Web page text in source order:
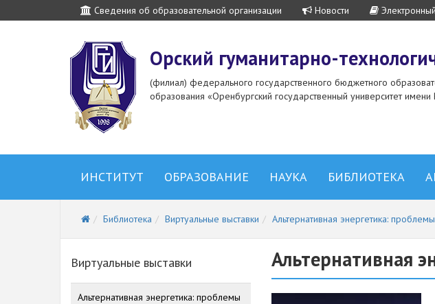
Сведения об образовательной организации Новости
Орский гуманитарно-
(филиал) федерального государственного бюджетного
образования «Оренбургский государственный университет
ИНСТИТУТ ОБРАЗОВАНИЕ НАУКА БИБЛИОТЕКА
Библиотека Виртуальные выставки Альтернативная энергетика:
Виртуальные выставки
Альтернативная энергетика: проблемы
Альтернативная